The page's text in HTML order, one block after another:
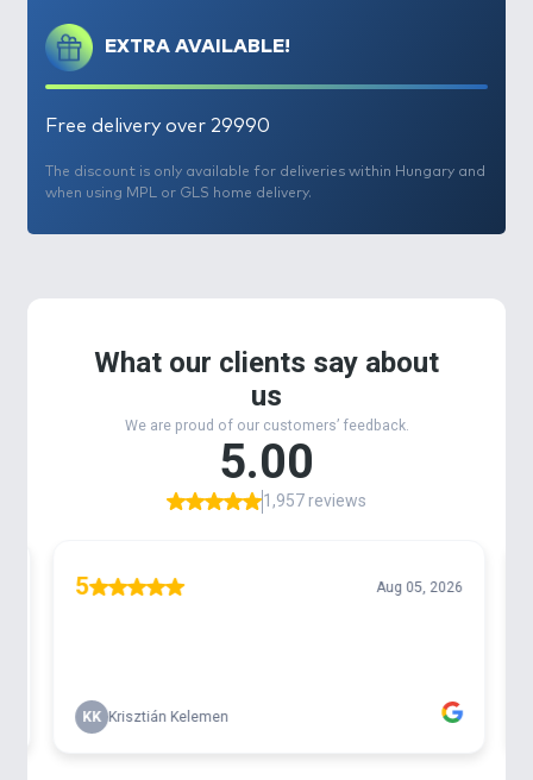
EXTRA AVAILABLE!
Free delivery over 29990
The discount is only available for deliveries within Hungary and
when using MPL or GLS home delivery.